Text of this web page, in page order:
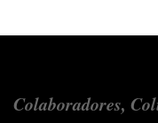
Colaboradores,